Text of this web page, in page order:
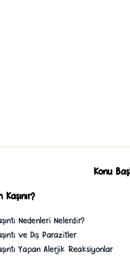
Konu
Nedenleri Nelerdir?
ve Dış Parazitler
Yapan Alerjik Reaksiyonlar